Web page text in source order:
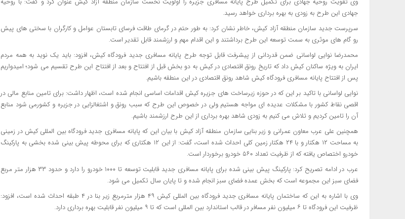
جهادی این طرح به زودی به بهره برداری خواهد رسید.
سرپرست جدید سازمان منطقه آزاد کیش، خاطر نشان کرد: به طور حتم در گرمای طاقت فرسای تابستان عوامل و کارگران با سختی های پیش
رو گام های موثری به سمت توسعه این طرح برداشتند و این اقدام مهم و ارزشمند قابل تقدیر است.
محمدرضا نوایی لواسانی ضمن قدردانی از پیشرفت قابل توجه طرح پایانه مسافری جدید فرودگاه کیش، افزود: باید یک نوید به همه مردم
ایران به ویژه ساکنان کیش داد که تاریخ رونق اقتصادی در کیش به دو بخش قبل از افتتاح و بعد از افتتاح این طرح تقسیم می شود؛ امیدواریم
پس از افتتاح پایانه مسافری فرودگاه کیش شاهد رونق اقتصادی در این منطقه باشیم.
نوایی لواسانی با تاکید بر این که در حوزه زیرساخت های جزیره کیش اقدامات اساسی انجام شده است، اظهار داشت: برای تامین منابع مالی در
اقصی نقاط کشور با مشکلات عدیده ای مواجه هستیم ولی در خصوص این طرح که سبب رونق و اشتغالزایی در جزیره و کشورمی شود منابع
آن را تامین کردیم و تلاش می کنیم به زودی شاهد بهره برداری از این طرح ارزشمند باشیم.
همچنین علی عرب معاون عمرانی و زیر بنایی سازمان منطقه آزاد کیش با بیان این که پایانه مسافری جدید فرودگاه بین المللی کیش در زمینی
به مساحت ۱۲ هکتار و با ۲۴ هکتار زمین کلی احداث شده است، گفت: از این ۱۲ هکتاری که برای محوطه پیش بینی شده بخشی به پارکینگ
خودرو اختصاص یافته که از ظرفیت تعداد ۵۶۰ خودرو برخوردار است.
عرب در ادامه تصریح کرد: پارکینگ پیش بینی شده برای پایانه مسافری جدید قابلیت توسعه تا ۱۰۰۰ خودرو را دارد و حدود ۳۳ هزار متر مربع
فضای سبز این مجموعه است که بخش عمده فضای سبز انجام شده و تا پایان سال تکمیل می شود.
وی با اشاره به این که ساختمان پایانه مسافری جدید فرودگاه بین المللی کیش ۴۹ هزار مترمربع زیر بنا در ۴ طبقه احداث شده است، افزود:
ظرفیت این فرودگاه تا ۶ میلیون نفر مسافر در قالب استاندارد بین المللی است که تا ۹ میلیون نفر قابلیت بهره برداری دارد.